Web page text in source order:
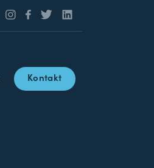
Kontakt